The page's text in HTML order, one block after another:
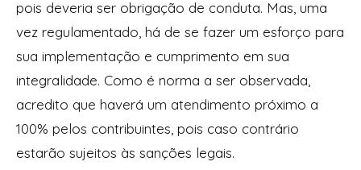
pois deveria ser obrigação de conduta. Mas, uma
vez regulamentado, há de se fazer um esforço para
sua implementação e cumprimento em sua
integralidade. Como é norma a ser observada,
acredito que haverá um atendimento próximo a
100% pelos contribuintes, pois caso contrário
estarão sujeitos às sanções legais.